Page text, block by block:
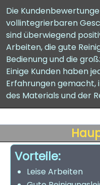
Die
vollintegrierbaren
sind überwiegend
Arbeiten, die gute
Bedienung und die
Einige Kunden haben
Erfahrungen gemacht,
des Materials und der
Vorteile:
Leise Arbeiten